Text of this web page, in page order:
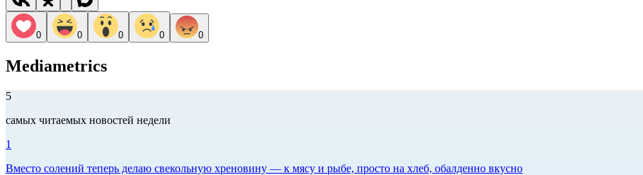
0 0 0 0 0
Mediametrics
5
самых читаемых новостей недели
1
Вместо солений теперь делаю свекольную хреновину — к мясу и рыбе, просто на хлеб, обалденно вкусно